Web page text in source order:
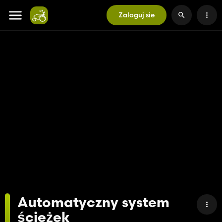
Zaloguj sie
Automatyczny system
ścieżek